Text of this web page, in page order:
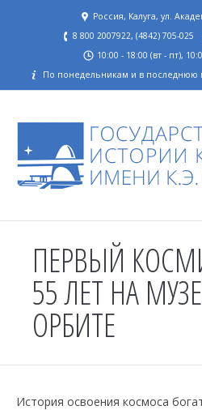
Россия, Калуга, ул.
8 800 2007922, (4842) 705-025
10:00 - 18:00 (вт - пт),
По понедельникам и в последнюю
ПЕРВЫЙ
55 ЛЕТ НА
ОРБИТЕ
История освоения космоса